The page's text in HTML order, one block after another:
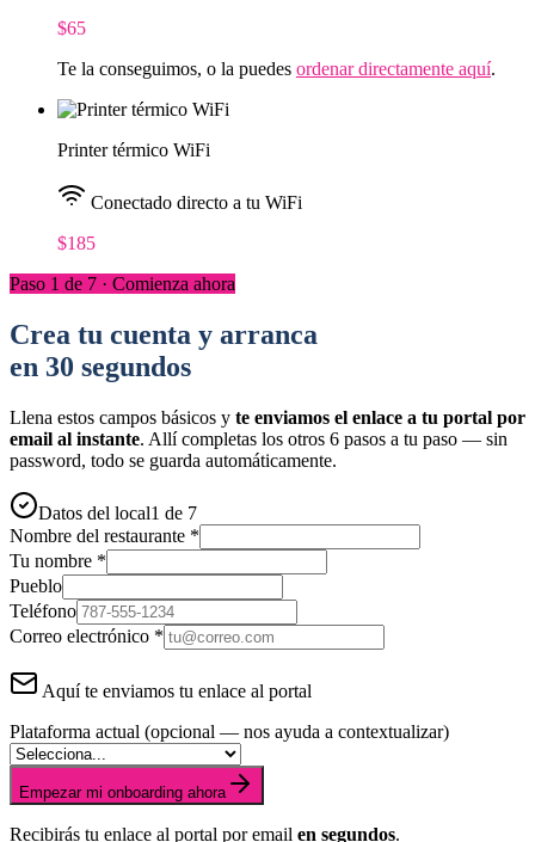
$65
Te la conseguimos, o la puedes ordenar directamente aquí.
Printer térmico WiFi
Conectado directo a tu WiFi
$185
Paso 1 de 7 · Comienza ahora
Crea tu cuenta y arranca
en 30 segundos
Llena estos campos básicos y te enviamos el enlace a tu portal por
email al instante. Allí completas los otros 6 pasos a tu paso — sin
password, todo se guarda automáticamente.
Datos del local1 de 7
Nombre del restaurante *
Tu nombre *
Pueblo
Teléfono
Correo electrónico *
Aquí te enviamos tu enlace al portal
Plataforma actual (opcional — nos ayuda a contextualizar)
Empezar mi onboarding ahora
Recibirás tu enlace al portal por email en segundos.